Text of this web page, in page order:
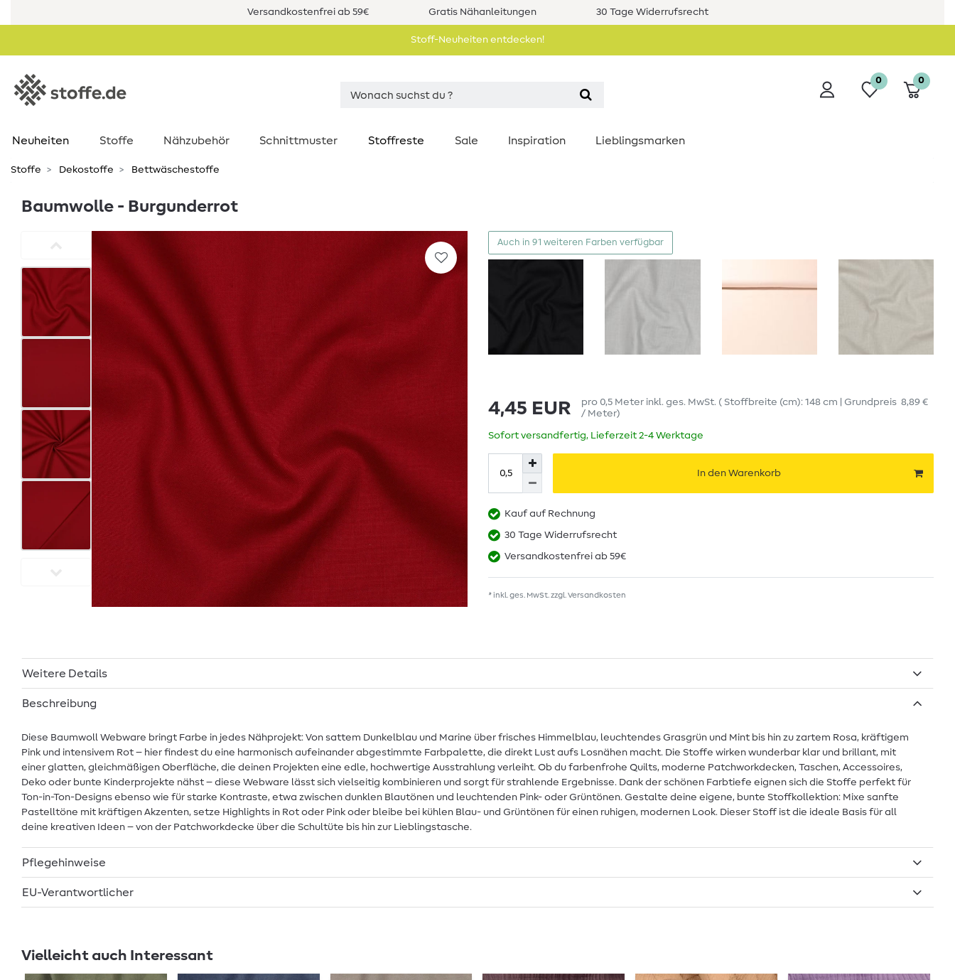
Versandkostenfrei ab 59€ Gratis Nähanleitungen 30 Tage Widerrufsrecht
Stoff-Neuheiten entdecken!
0 0
Neuheiten Stoffe Nähzubehör Schnittmuster Stoffreste Sale Inspiration Lieblingsmarken
Stoffe Dekostoffe Bettwäschestoffe
Baumwolle - Burgunderrot
Auch in 91 weiteren Farben verfügbar
4,45 EUR pro 0,5 Meter inkl. ges. MwSt. ( Stoffbreite (cm): 148 cm | Grundpreis 8,89 €
/ Meter)
Sofort versandfertig, Lieferzeit 2-4 Werktage
In den Warenkorb
Kauf auf Rechnung
30 Tage Widerrufsrecht
Versandkostenfrei ab 59€
* inkl. ges. MwSt. zzgl.Versandkosten
Weitere Details
Beschreibung
Diese Baumwoll Webware bringt Farbe in jedes Nähprojekt: Von sattem Dunkelblau und Marine über frisches Himmelblau, leuchtendes Grasgrün und Mint bis hin zu zartem Rosa, kräftigem
Pink und intensivem Rot – hier findest du eine harmonisch aufeinander abgestimmte Farbpalette, die direkt Lust aufs Losnähen macht. Die Stoffe wirken wunderbar klar und brillant, mit
einer glatten, gleichmäßigen Oberfläche, die deinen Projekten eine edle, hochwertige Ausstrahlung verleiht. Ob du farbenfrohe Quilts, moderne Patchworkdecken, Taschen, Accessoires,
Deko oder bunte Kinderprojekte nähst – diese Webware lässt sich vielseitig kombinieren und sorgt für strahlende Ergebnisse. Dank der schönen Farbtiefe eignen sich die Stoffe perfekt für
Ton-in-Ton-Designs ebenso wie für starke Kontraste, etwa zwischen dunklen Blautönen und leuchtenden Pink- oder Grüntönen. Gestalte deine eigene, bunte Stoffkollektion: Mixe sanfte
Pastelltöne mit kräftigen Akzenten, setze Highlights in Rot oder Pink oder bleibe bei kühlen Blau- und Grüntönen für einen ruhigen, modernen Look. Dieser Stoff ist die ideale Basis für all
deine kreativen Ideen – von der Patchworkdecke über die Schultüte bis hin zur Lieblingstasche.
Pflegehinweise
EU-Verantwortlicher
Vielleicht auch Interessant